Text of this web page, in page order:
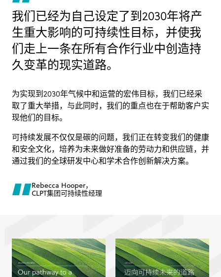
我们已经为自己设定了到2030年将产
生重大影响的可持续性目标，并使我
们走上一条在所有合作行业中创造持
久变革的现实道路。
为实现到2030年气候中和运营的宏伟目标，我们已经采
取了重大举措，与此同时，我们的重点也在于帮助客户实
现他们的目标。
可持续发展不仅仅是碳的问题，我们正在转变我们的健康
和安全文化，培养为未来做好准备的劳动力和供应链，并
通过我们的全球研发中心和学术合作创新解决方案。
Rebecca Hooper，
CLPT集团可持续性经理